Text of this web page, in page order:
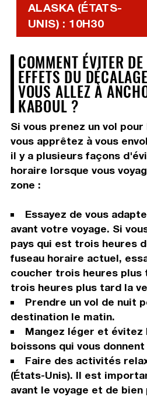
ALASKA (ÉTATS-
UNIS) : 10H30
COMMENT ÉVITER
EFFETS DU
VOUS ALLEZ À
KABOUL ?
Si vous prenez un vol
vous apprêtez à vous
il y a plusieurs façons
horaire lorsque vous
zone :
Essayez de vous
avant votre voyage. Si
pays qui est trois heures
fuseau horaire actuel,
coucher trois heures plus
trois heures plus tard la
Prendre un vol de nuit
destination le matin.
Mangez léger et
boissons qui vous
Faire des activités
(États-Unis). Il est
avant le voyage et de